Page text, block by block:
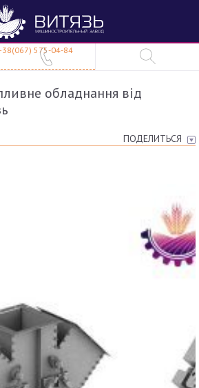
575-04-84
обладнання від
ПОДЕЛИТЬСЯ